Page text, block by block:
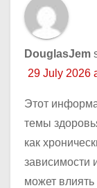
DouglasJem
29 July 2026
Этот
темы
как
зависимости
может